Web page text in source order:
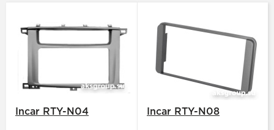
Incar RTY-N04 Incar RTY-N08